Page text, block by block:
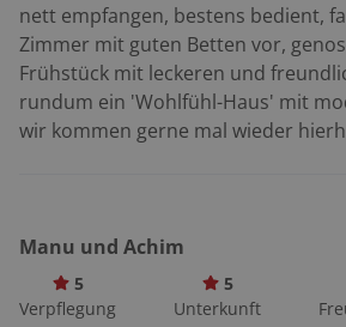
und Kenn sowie den Keltern von
Lieser gehört es zu den
Ausgrabungen an der Mosel. Nach Umrundung der
engen Trittenheimer Schleife
Straße unserer Motorradtour an der
Trierer City, wo mit der Porta Nigra
erhaltene römische Stadttor der Welt
Wasserliesch wird die Fahrbahn
nett empfangen, bestens bedient,
Zimmer mit guten Betten vor,
Frühstück mit leckeren und
rundum ein 'Wohlfühl-Haus' mit
wir kommen gerne mal wieder
Manu und Achim
5
Verpflegung
5
Unterkunft